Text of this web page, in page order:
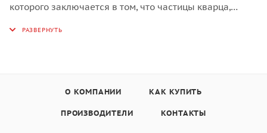
которого заключается в том, что частицы кварца,
поколения, свойства которого похожи на акриловую
Благодаря входящим в состав материала граниту и
материала ARTGRANIT особенно прочные,
О КОМПАНИИ КАК КУПИТЬ
ПРОИЗВОДИТЕЛИ КОНТАКТЫ